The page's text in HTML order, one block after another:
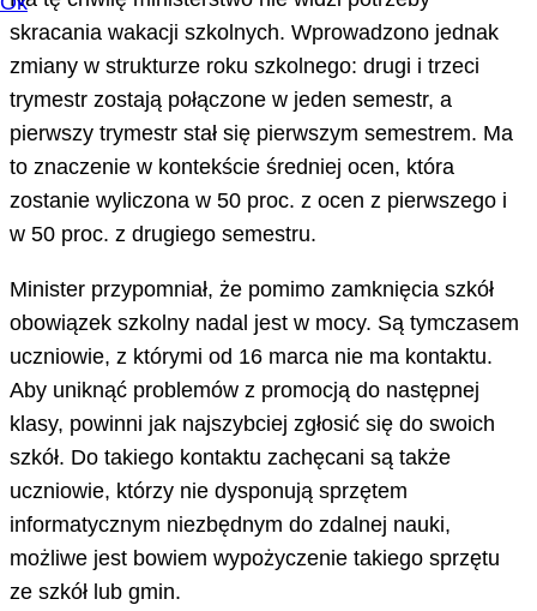
skracania wakacji szkolnych. Wprowadzono jednak
zmiany w strukturze roku szkolnego: drugi i trzeci
trymestr zostają połączone w jeden semestr, a
pierwszy trymestr stał się pierwszym semestrem. Ma
to znaczenie w kontekście średniej ocen, która
zostanie wyliczona w 50 proc. z ocen z pierwszego i
w 50 proc. z drugiego semestru.
Minister przypomniał, że pomimo zamknięcia szkół
obowiązek szkolny nadal jest w mocy. Są tymczasem
uczniowie, z którymi od 16 marca nie ma kontaktu.
Aby uniknąć problemów z promocją do następnej
klasy, powinni jak najszybciej zgłosić się do swoich
szkół. Do takiego kontaktu zachęcani są także
uczniowie, którzy nie dysponują sprzętem
informatycznym niezbędnym do zdalnej nauki,
możliwe jest bowiem wypożyczenie takiego sprzętu
ze szkół lub gmin.